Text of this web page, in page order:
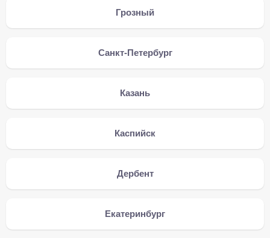
Грозный
Санкт-Петербург
Казань
Каспийск
Дербент
Екатеринбург